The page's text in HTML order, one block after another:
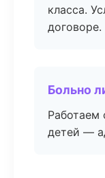
класса.
договоре.
Больно
Работаем
детей —